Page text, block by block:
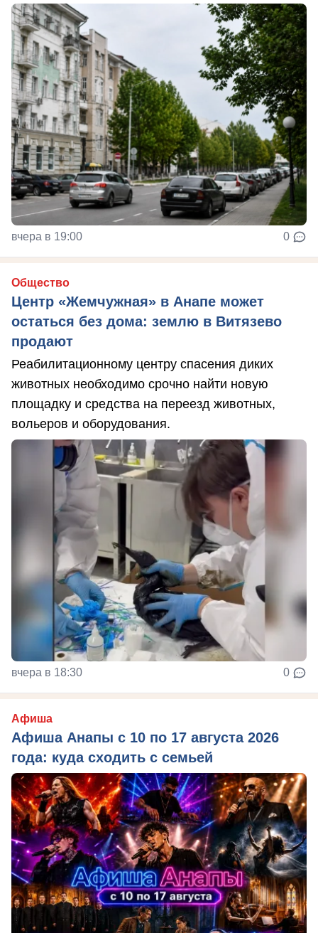
вчера в 19:00 0
Общество
Центр «Жемчужная» в Анапе может
остаться без дома: землю в Витязево
продают
Реабилитационному центру спасения диких
животных необходимо срочно найти новую
площадку и средства на переезд животных,
вольеров и оборудования.
вчера в 18:30 0
Афиша
Афиша Анапы с 10 по 17 августа 2026
года: куда сходить с семьей